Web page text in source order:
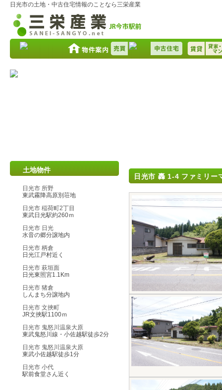
日光市の土地・中古住宅情報のことなら三栄産業
日光市 轟 1-4ファミリー
土地物件
日光市 所野
東武霧降高原別荘地
日光市 稲荷町2丁目
東武日光駅約260ｍ
日光市 日光
水音の郷分譲地内
日光市 柄倉
日光江戸村近く
日光市 萩垣面
日光東照宮1.1Km
日光市 猪倉
しんまち分譲地内
日光市 文挾町
JR文挾駅1100ｍ
日光市 鬼怒川温泉大原
東武鬼怒川線・小佐越駅徒歩2分
日光市 鬼怒川温泉大原
東武小佐越駅徒歩1分
日光市 小代
駅前食堂さん近く